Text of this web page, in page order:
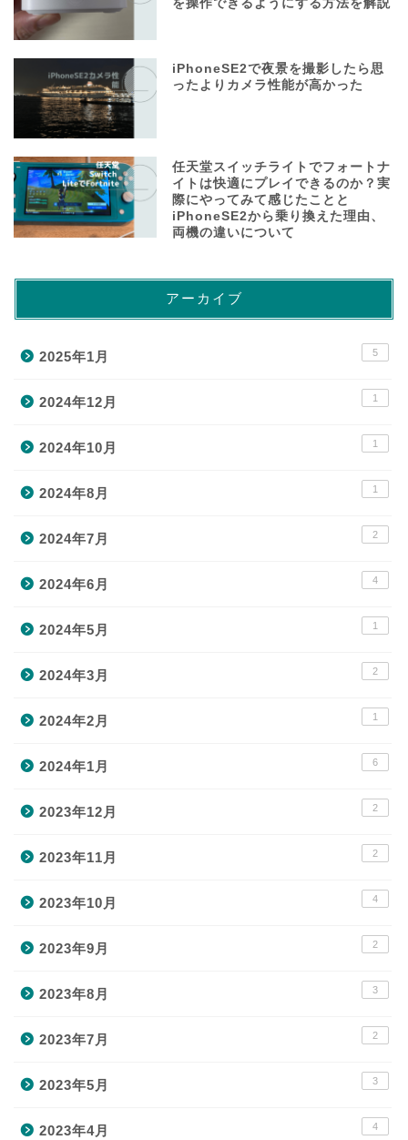
を操作できるようにする方法を解説
iPhoneSE2で夜景を撮影したら思
ったよりカメラ性能が高かった
任天堂スイッチライトでフォートナ
イトは快適にプレイできるのか？実
際にやってみて感じたことと
iPhoneSE2から乗り換えた理由、
両機の違いについて
アーカイブ
2025年1月 5
2024年12月 1
2024年10月 1
2024年8月 1
2024年7月 2
2024年6月 4
2024年5月 1
2024年3月 2
2024年2月 1
2024年1月 6
2023年12月 2
2023年11月 2
2023年10月 4
2023年9月 2
2023年8月 3
2023年7月 2
2023年5月 3
2023年4月 4